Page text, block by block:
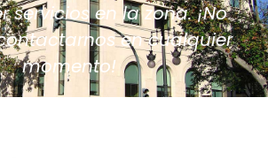
servicios en la zona. ¡No
en cualquier
momento!